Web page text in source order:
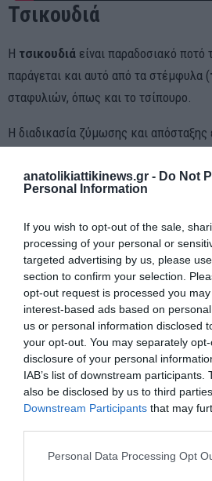
anatolikiattikinews.gr - Do Not
Personal Information
If you wish to opt-out of the sale,
processing of your personal or
targeted advertising by us, please
section to confirm your selection.
opt-out request is processed you
interest-based ads based on
us or personal information disclosed
your opt-out. You may separately
disclosure of your personal
IAB’s list of downstream participants.
also be disclosed by us to third
Downstream Participants that may
Personal Data Processing Opt
Τσικουδιά
Η τσικουδιά είναι παραδοσιακό ποτό
παράγεται και αυτό από τα στέμφυλα (
σταφυλιών, όπως και το τσίπουρο.
Η διαδικασία ζύμωσης και απόσταξης
Συνήθως δεν περιέχει αρωματικά